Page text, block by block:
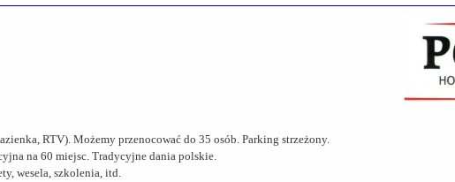
RTV). Możemy przenocować do 35 osób. Parking strzeżony.
na 60 miejsc. Tradycyjne dania polskie.
wesela, szkolenia, itd.